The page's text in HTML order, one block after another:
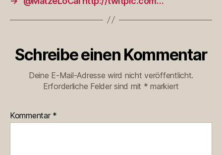
Schreibe einen Kommentar
Deine E-Mail-Adresse wird nicht veröffentlicht.
Erforderliche Felder sind mit * markiert
Kommentar *